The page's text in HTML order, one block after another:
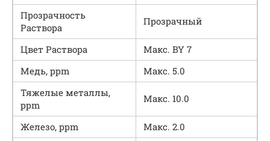
Прозрачность
Раствора
Прозрачный
Цвет Раствора
Макс. BY 7
Медь, ppm
Макс. 5.0
Тяжелые металлы,
ppm
Макс. 10.0
Железо, ppm
Макс. 2.0